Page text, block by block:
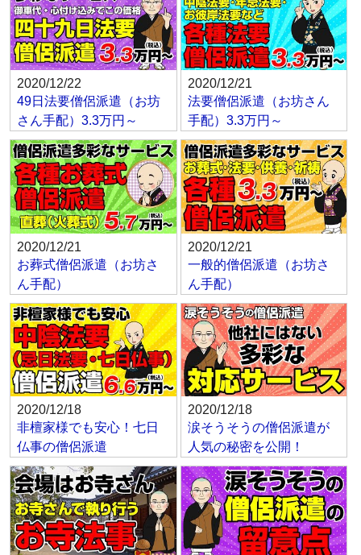
2020/12/22
49日法要僧侶派遣（お坊
さん手配）3.3万円～
2020/12/21
法要僧侶派遣（お坊さん
手配）3.3万円～
2020/12/21
お葬式僧侶派遣（お坊さ
ん手配）
2020/12/21
一般的僧侶派遣（お坊さ
ん手配）
2020/12/18
非檀家様でも安心！七日
仏事の僧侶派遣
2020/12/18
涙そうそうの僧侶派遣が
人気の秘密を公開！